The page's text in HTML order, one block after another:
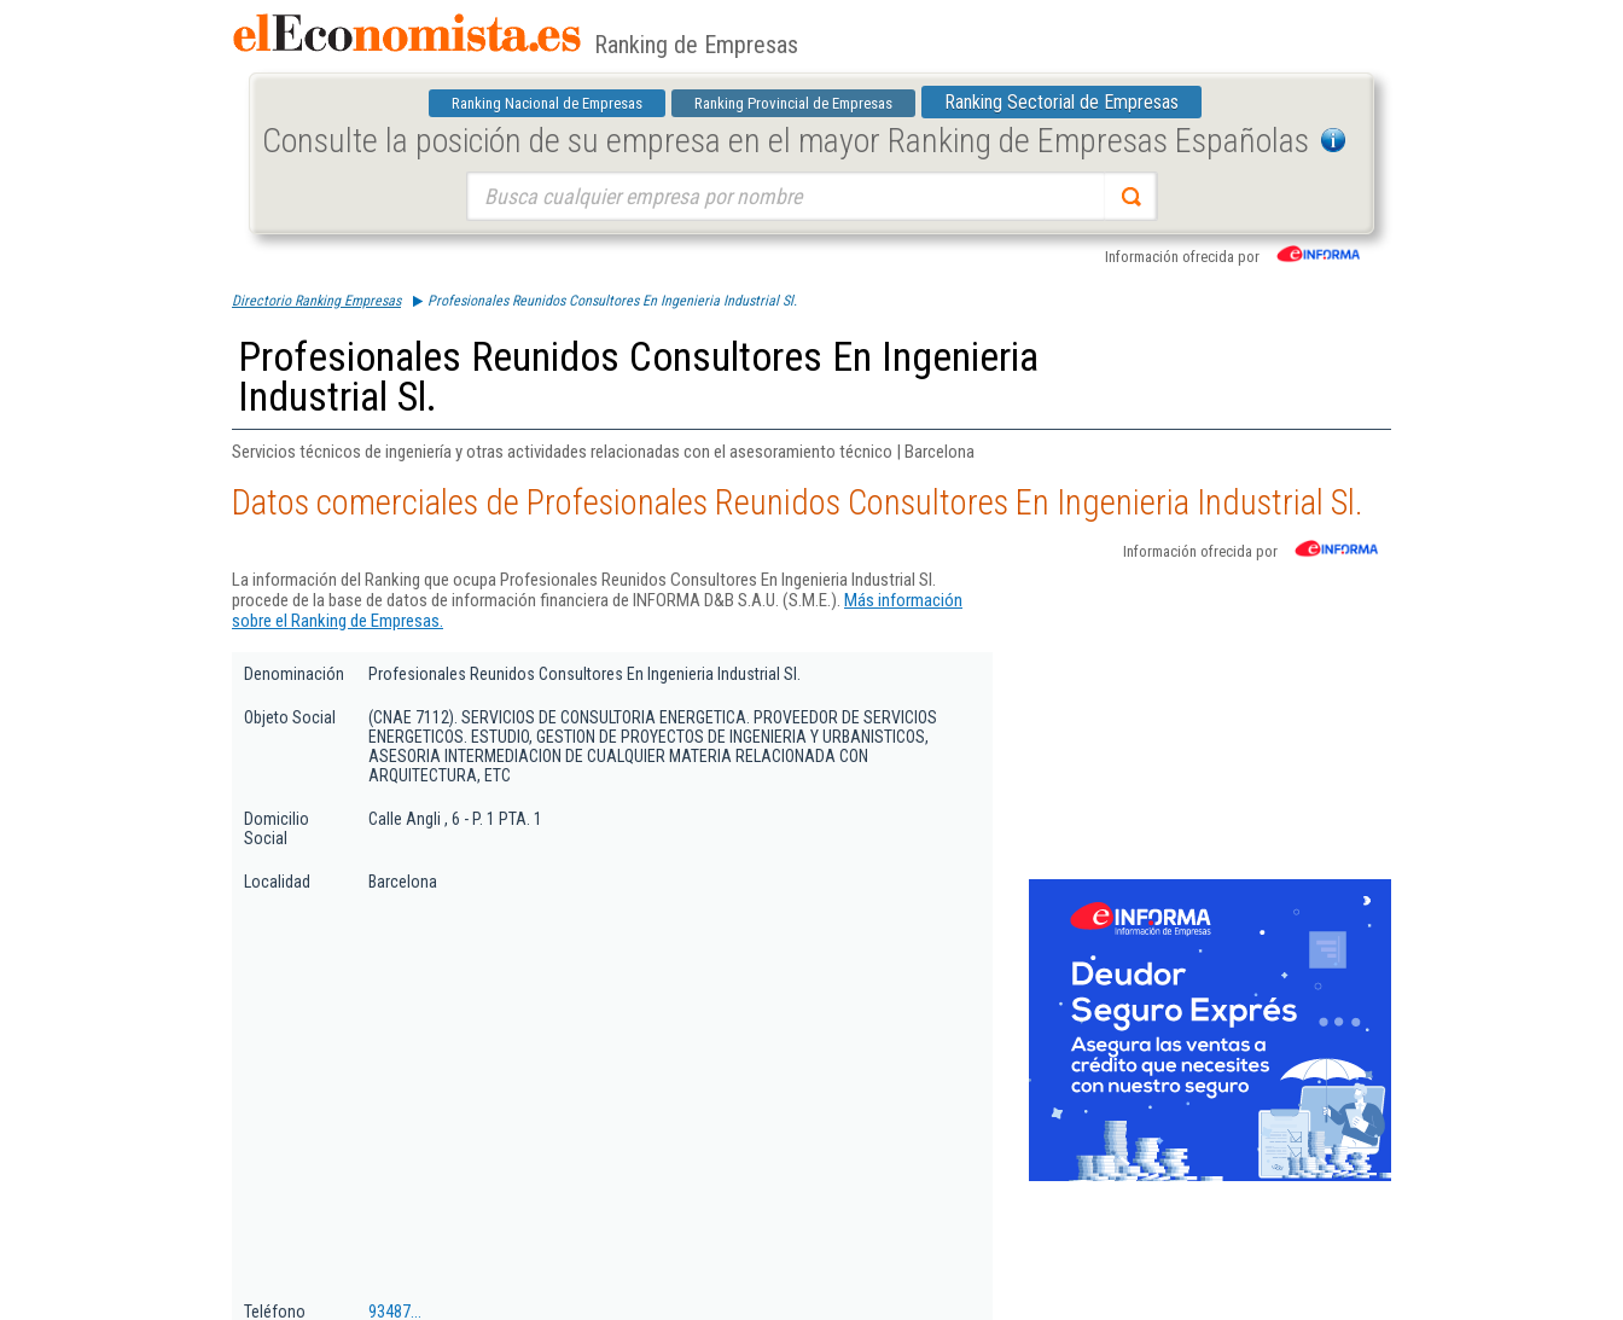
Ranking de Empresas
Ranking Nacional de Empresas Ranking Provincial de Empresas Ranking Sectorial de Empresas
Consulte la posición de su empresa en el mayor Ranking de Empresas Españolas
Información ofrecida por
Directorio Ranking Empresas Profesionales Reunidos Consultores En Ingenieria Industrial Sl.
Profesionales Reunidos Consultores En Ingenieria
Industrial Sl.
Servicios técnicos de ingeniería y otras actividades relacionadas con el asesoramiento técnico | Barcelona
Datos comerciales de Profesionales Reunidos Consultores En Ingenieria Industrial Sl.
Información ofrecida por
La información del Ranking que ocupa Profesionales Reunidos Consultores En Ingenieria Industrial Sl.
procede de la base de datos de información financiera de INFORMA D&B S.A.U. (S.M.E.). Más información
sobre el Ranking de Empresas.
Denominación Profesionales Reunidos Consultores En Ingenieria Industrial Sl.
Objeto Social
(CNAE 7112). SERVICIOS DE CONSULTORIA ENERGETICA. PROVEEDOR DE SERVICIOS
ENERGETICOS. ESTUDIO, GESTION DE PROYECTOS DE INGENIERIA Y URBANISTICOS,
ASESORIA INTERMEDIACION DE CUALQUIER MATERIA RELACIONADA CON
ARQUITECTURA, ETC
Domicilio
Social
Calle Angli , 6 - P. 1 PTA. 1
Localidad Barcelona
Teléfono 93487...